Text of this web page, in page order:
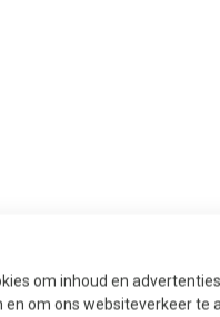
om inhoud en
om ons websiteverkeer te